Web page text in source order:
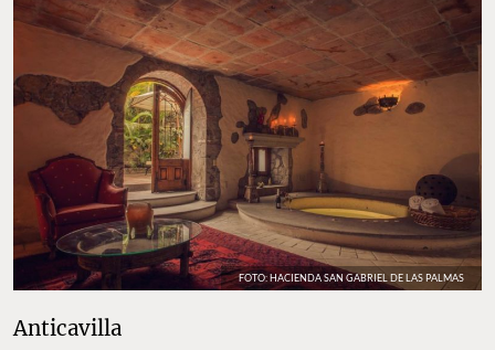
FOTO: HACIENDA SAN GABRIEL DE LAS PALMAS
Anticavilla